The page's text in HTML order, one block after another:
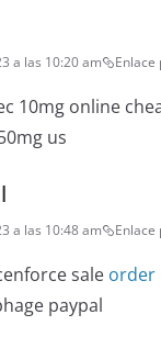
a las 10:20 am
10mg online
us
a las 10:48 am
sale order
paypal